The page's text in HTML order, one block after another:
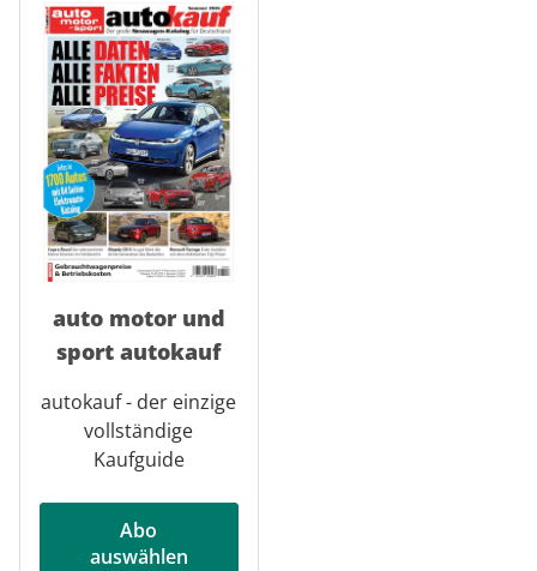
auto motor und
sport autokauf
autokauf - der einzige
vollständige
Kaufguide
Abo
auswählen